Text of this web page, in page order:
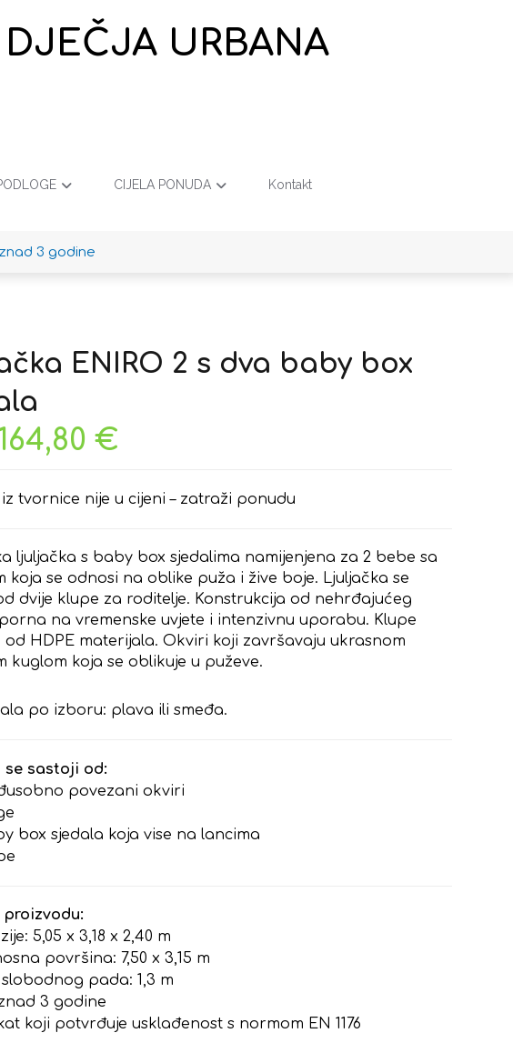
URBANA
CIJELA PONUDA Kontakt
3 godine
ENIRO 2 s dva baby box
€
tvornice nije u cijeni – zatraži ponudu
ljuljačka s baby box sjedalima namijenjena za 2 bebe sa
koja se odnosi na oblike puža i žive boje. Ljuljačka se
dvije klupe za roditelje. Konstrukcija od nehrđajućeg
na vremenske uvjete i intenzivnu uporabu. Klupe
od HDPE materijala. Okviri koji završavaju ukrasnom
kuglom koja se oblikuje u puževe.
po izboru: plava ili smeđa.
se sastoji od:
povezani okviri
box sjedala koja vise na lancima
5,05 x 3,18 x 2,40 m
površina: 7,50 x 3,15 m
pada: 1,3 m
3 godine
koji potvrđuje usklađenost s normom EN 1176